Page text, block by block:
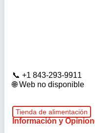
+1 843-293-9911
Web no disponible
Tienda de alimentación
Información y